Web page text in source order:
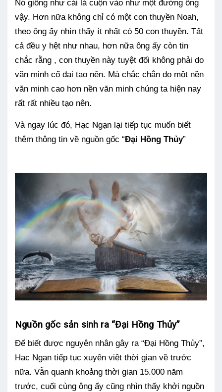
Nó giống như cái lá cuộn vào như một đường ống
vậy. Hơn nữa không chỉ có một con thuyền Noah,
theo ông ấy nhìn thấy ít nhất có 50 con thuyền. Tất
cả đều y hệt như nhau, hơn nữa ông ấy còn tin
chắc rằng , con thuyền này tuyệt đối không phải do
văn minh cổ đại tạo nên. Mà chắc chắn do một nền
văn minh cao hơn nền văn minh chúng ta hiện nay
rất rất nhiều tạo nên.
Và ngay lúc đó, Hạc Ngạn lại tiếp tục muốn biết
thêm thông tin về nguồn gốc “Đại Hồng Thủy”
Nguồn gốc sản sinh ra “Đại Hồng Thủy”
Để biết được nguyên nhân gây ra “Đại Hồng Thủy”,
Hạc Ngạn tiếp tục xuyên việt thời gian về trước
nữa. Vẫn quanh khoảng thời gian 15.000 năm
trước, cuối cùng ông ấy cũng nhìn thấy khởi nguồn